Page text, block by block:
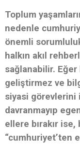
Toplum
nedenle
önemli
halkın akıl
sağlanabilir.
geliştirmez ve
siyasi görevlerini
davranmayıp
ellere bırakır
“cumhuriyet’ten